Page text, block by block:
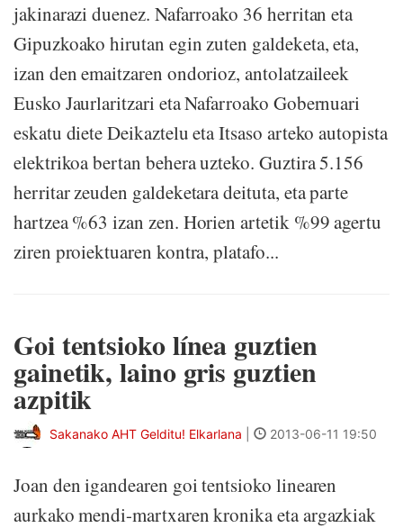
jakinarazi duenez. Nafarroako 36 herritan eta
Gipuzkoako hirutan egin zuten galdeketa, eta,
izan den emaitzaren ondorioz, antolatzaileek
Eusko Jaurlaritzari eta Nafarroako Gobernuari
eskatu diete Deikaztelu eta Itsaso arteko autopista
elektrikoa bertan behera uzteko. Guztira 5.156
herritar zeuden galdeketara deituta, eta parte
hartzea %63 izan zen. Horien artetik %99 agertu
ziren proiektuaren kontra, platafo...
Goi tentsioko línea guztien
gainetik, laino gris guztien
azpitik
Sakanako AHT Gelditu! Elkarlana 2013-06-11 19:50
Joan den igandearen goi tentsioko linearen
aurkako mendi-martxaren kronika eta argazkiak